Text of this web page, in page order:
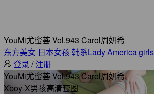
YouMi尤蜜荟 Vol.943 Carol周妍希
东方美女 日本女孩韩系LadyAmerica girls
登录 / 注册
YouMi尤蜜荟 Vol.943 Carol周妍希
Xboy-X男孩高清套图